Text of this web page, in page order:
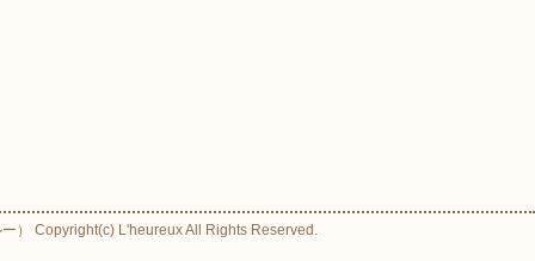
） Copyright(c) L'heureux All Rights Reserved.